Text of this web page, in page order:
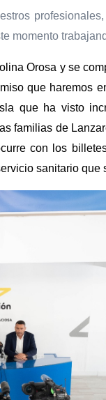
momento
Orosa y se
que haremos
que ha visto
familias de
con los
sanitario que